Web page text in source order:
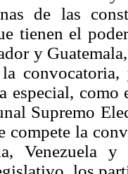
de las
tienen el
y
especial, como
Supremo
compete la
Venezuela y